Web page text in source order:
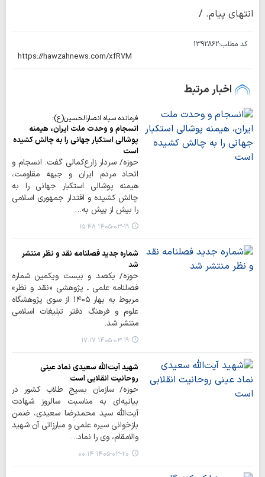
انتهای پیام. /
کد مطلب:1392862
اخبار مرتبط
فرمانده سپاه انصارالحسین(ع):
انسجام و وحدت ملت ایران، هیمنه
پوشالی استکبار جهانی را به چالش کشیده
است
حوزه/ سردار زارع‌کمالی گفت: انسجام و
اتحاد مردم ایران و جبهه مقاومت،
هیمنه پوشالی استکبار جهانی را به
چالش کشیده و اقتدار جمهوری اسلامی
را بیش از پیش به…
۱۴۰۵-۰۳-۱۹ ۱۵:۴۸
شماره جدید فصلنامه نقد و نظر منتشر
شد
حوزه/ یکصد و بیست ویکمین شماره
فصلنامه علمی ـ پژوهشی «نقد و نظر»
مربوط به بهار ۱۴۰۵ از سوی پژوهشگاه
علوم و فرهنگ دفتر تبلیغات اسلامی
منتشر شد.
۱۴۰۵-۰۳-۱۹ ۱۷:۱۷
شهید آیت‌الله سعیدی نماد عینی
روحانیت انقلابی است
حوزه/ سازمان بسیج طلاب کشور در
بیانیه‌ای به مناسبت سالروز شهادت
آیت‌الله سید محمدرضا سعیدی، ضمن
بازخوانی سیره علمی و مبارزاتی آن شهید
والامقام، وی را نماد…
۱۴۰۵-۰۳-۲۰ ۰۰:۱۴